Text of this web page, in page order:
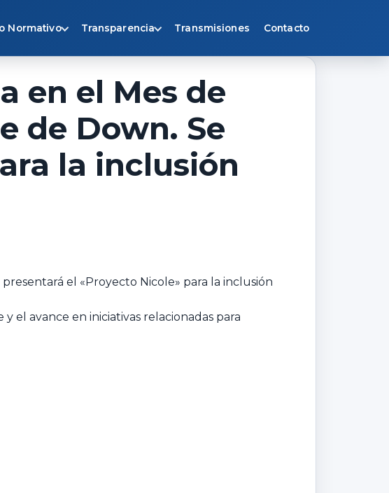
Normativo Transparencia Transmisiones Contacto
en el Mes de
de Down. Se
la inclusión
el «Proyecto Nicole» para la inclusión
el avance en iniciativas relacionadas para